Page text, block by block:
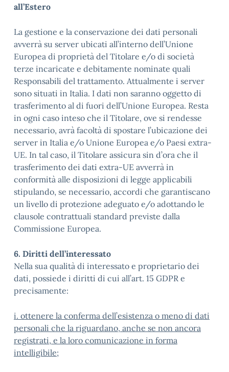
all’Estero
La gestione e la conservazione dei dati personali
avverrà su server ubicati all’interno dell’Unione
Europea di proprietà del Titolare e/o di società
terze incaricate e debitamente nominate quali
Responsabili del trattamento. Attualmente i server
sono situati in Italia. I dati non saranno oggetto di
trasferimento al di fuori dell’Unione Europea. Resta
in ogni caso inteso che il Titolare, ove si rendesse
necessario, avrà facoltà di spostare l’ubicazione dei
server in Italia e/o Unione Europea e/o Paesi extra-
UE. In tal caso, il Titolare assicura sin d’ora che il
trasferimento dei dati extra-UE avverrà in
conformità alle disposizioni di legge applicabili
stipulando, se necessario, accordi che garantiscano
un livello di protezione adeguato e/o adottando le
clausole contrattuali standard previste dalla
Commissione Europea.
6. Diritti dell’interessato
Nella sua qualità di interessato e proprietario dei
dati, possiede i diritti di cui all’art. 15 GDPR e
precisamente:
i. ottenere la conferma dell’esistenza o meno di dati
personali che la riguardano, anche se non ancora
registrati, e la loro comunicazione in forma
intelligibile;